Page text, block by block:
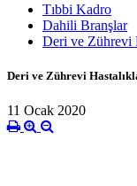
Tıbbi Kadro
Dahili Branşlar
Deri ve Zührevi
Deri ve Zührevi
11 Ocak 2020